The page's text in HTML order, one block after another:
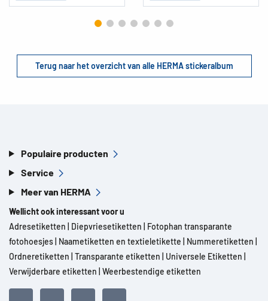
Terug naar het overzicht van alle HERMA stickeralbum
Populaire producten
Service
Meer van HERMA
Wellicht ook interessant voor u
Adresetiketten
Diepvriesetiketten
Fotophan transparante
fotohoesjes Naametiketten en textieletikette Nummeretiketten
Ordneretiketten Transparante etiketten Universele Etiketten
Verwijderbare etiketten Weerbestendige etiketten